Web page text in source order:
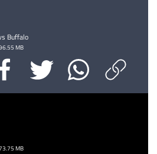
Buffalo
MB
MB